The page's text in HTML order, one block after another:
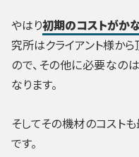
やはり初期のコストがか
究所はクライアント様か
ので、その他に必要なの
なります。
そしてその機材のコスト
です。